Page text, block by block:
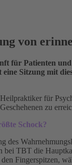
von
für Patienten
Sitzung mit
für
zu
Schock?
TBT die
Fingerspitzen,